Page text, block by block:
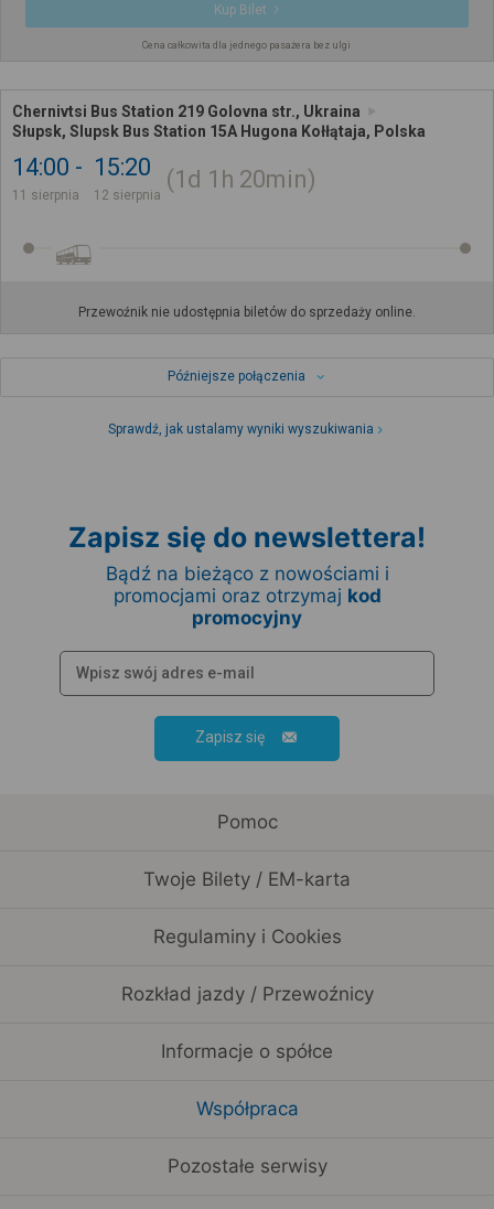
Kup Bilet
Cena całkowita dla jednego pasażera bez ulgi
Chernivtsi Bus Station 219 Golovna str., Ukraina
Słupsk, Slupsk Bus Station 15A Hugona Kołłątaja, Polska
14:00
11 sierpnia
15:20
12 sierpnia
1d 1h 20min
Przewoźnik nie udostępnia biletów do sprzedaży online.
Późniejsze połączenia
Sprawdź, jak ustalamy wyniki wyszukiwania
Zapisz się do newslettera!
Bądź na bieżąco z nowościami i
promocjami oraz otrzymaj kod
promocyjny
Zapisz się
Pomoc
Twoje Bilety / EM-karta
Regulaminy i Cookies
Rozkład jazdy / Przewoźnicy
Informacje o spółce
Współpraca
Pozostałe serwisy